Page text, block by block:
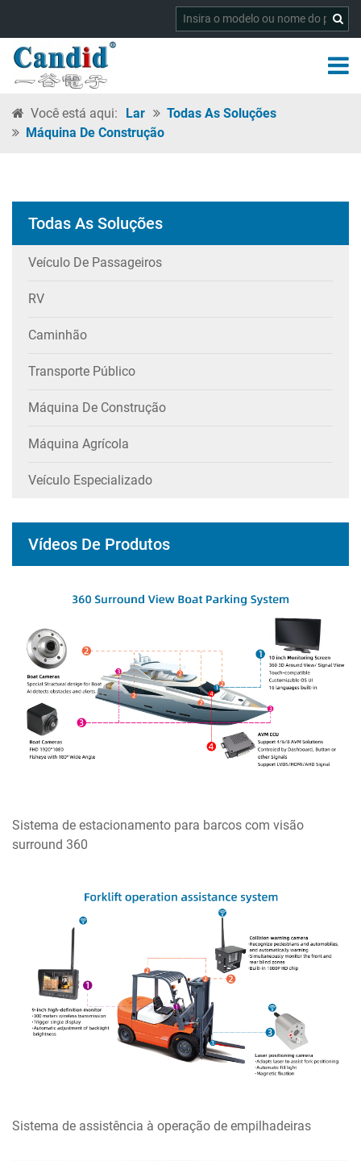
Você está aqui: Lar
Todas As Soluções
Máquina De Construção
Todas As Soluções
Veículo De Passageiros
RV
Caminhão
Transporte Público
Máquina De Construção
Máquina Agrícola
Veículo Especializado
Vídeos De Produtos
Sistema de estacionamento para barcos com visão
surround 360
Sistema de assistência à operação de empilhadeiras